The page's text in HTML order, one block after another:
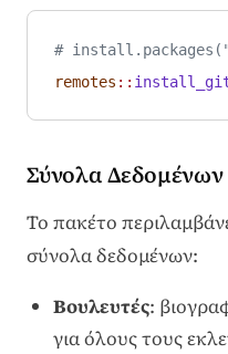
#
remotes ::
Σύνολα Δεδομένων
Το πακέτο
σύνολα δεδομένων:
Βουλευτές:
για όλους τους